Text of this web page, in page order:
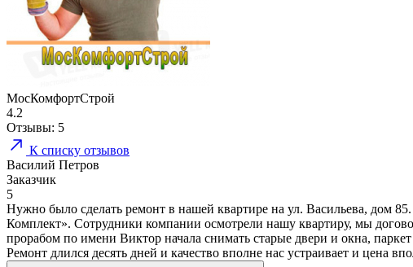
МосКомфортСтрой
4.2
Отзывы: 5
К списку отзывов
Василий Петров
Заказчик
5
Нужно было сделать ремонт в нашей квартире на ул. Васильева, дом
Комплект». Сотрудники компании осмотрели нашу квартиру, мы
прорабом по имени Виктор начала снимать старые двери и окна,
Ремонт длился десять дней и качество вполне нас устраивает и цена